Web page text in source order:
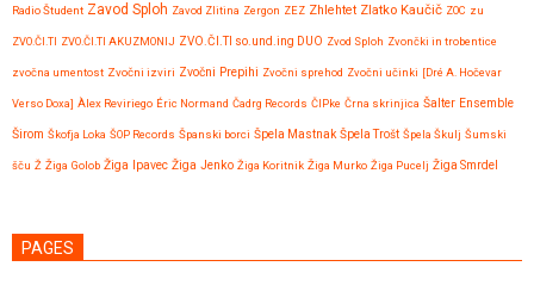
Radio Študent Zavod Sploh Zavod Zlitina Zergon ZEZ Zhlehtet Zlatko Kaučič ZOC zu
ZVO.ČI.TI ZVO.ČI.TI AKUZMONIJ ZVO.ČI.TI so.und.ing DUO Zvod Sploh Zvončki in trobentice
zvočna umentost Zvočni izviri Zvočni Prepihi Zvočni sprehod Zvočni učinki [Dré A. Hočevar
Verso Doxa] Àlex Reviriego Éric Normand Čadrg Records ČIPke Črna skrinjica Šalter Ensemble
Širom Škofja Loka ŠOP Records Španski borci Špela Mastnak Špela Trošt Špela Škulj Šumski
šču Ž Žiga Golob Žiga Ipavec Žiga Jenko Žiga Koritnik Žiga Murko Žiga Pucelj Žiga Smrdel
PAGES